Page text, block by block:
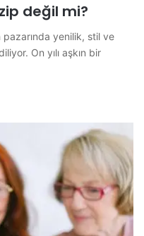
değil mi?
pazarında yenilik, stil ve
On yılı aşkın bir